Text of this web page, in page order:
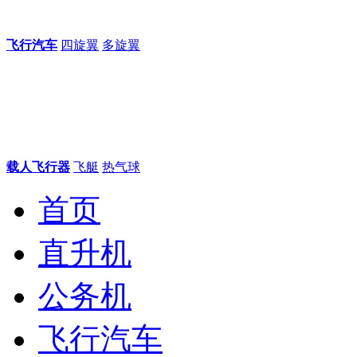
飞行汽车 四旋翼 多旋翼
载人飞行器 飞艇 热气球
首页
直升机
公务机
飞行汽车